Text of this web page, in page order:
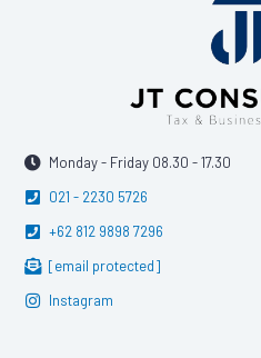
Monday - Friday 08.30 - 17.30
021 - 2230 5726
+62 812 9898 7296
[email protected]
Instagram